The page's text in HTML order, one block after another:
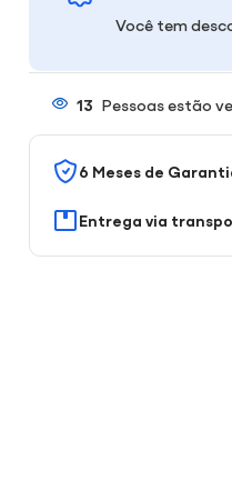
Você tem
13 Pessoas estão
6 Meses de
Entrega via